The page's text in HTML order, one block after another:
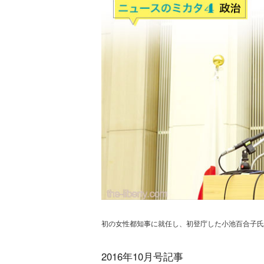
初の女性都知事に就任し、初登庁した小池百合子
2016年10月号記事